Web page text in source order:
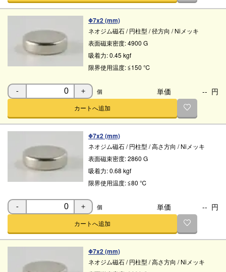
Φ7x2 (mm)
ネオジム磁石/ 円柱型 /径方向 / Niメッキ
表面磁束密度:4900 G
吸着力:0.45 kgf
限界使用温度:≦150 ℃
- ＋ 個 単価 -- 円
カートへ追加
Φ7x2 (mm)
ネオジム磁石/ 円柱型 /高さ方向 / Niメッキ
表面磁束密度:2860 G
吸着力:0.68 kgf
限界使用温度:≦80 ℃
- ＋ 個 単価 -- 円
カートへ追加
Φ7x2 (mm)
ネオジム磁石/ 円柱型 /高さ方向 / Niメッキ